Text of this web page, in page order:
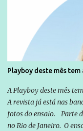
cotidiana, corriqueira e
você já esta
que possibilite distribuir
forma consistente a
cidadão brasileiro não
da Lava Jato, Reformas
quem vai ser preso ou
simples ao mais
seus direitos e deveres
Playboy deste mês
A Playboy deste mês
A revista já está nas
fotos do ensaio. Parte
no Rio de Janeiro. O